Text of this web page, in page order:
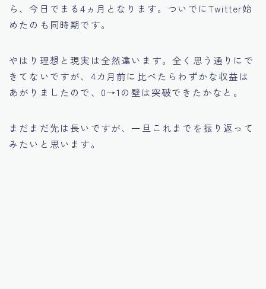
ら、今日でまる4ヵ月となります。ついでにTwitter始
めたのも同時期です。
やはり理想と現実は全然違います。全く思う通りにで
きてないですが、4カ月前に比べたらわずかな収益は
あがりましたので、0→1の壁は突破できたかなと。
まだまだ先は長いですが、一旦これまでを振り返って
みたいと思います。